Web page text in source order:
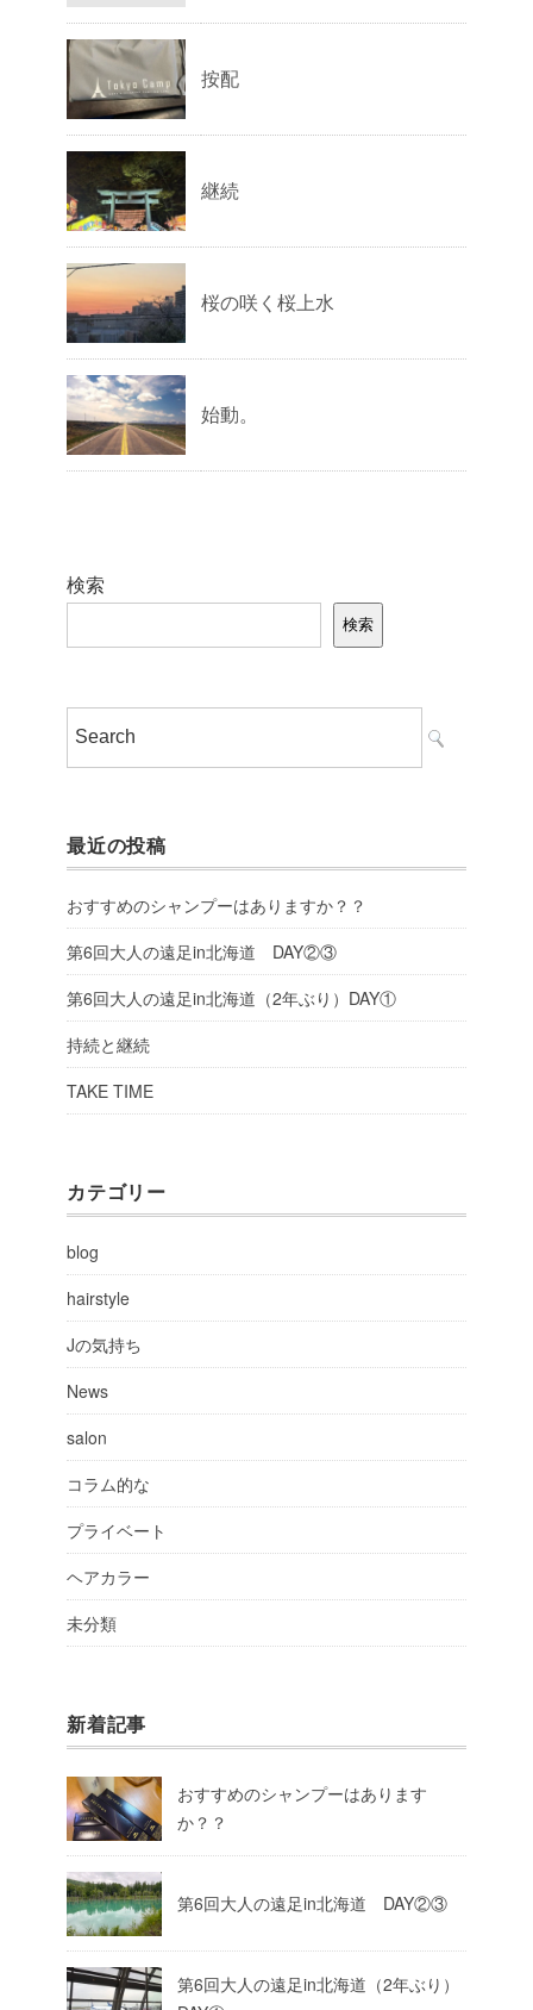
按配
継続
桜の咲く桜上水
始動。
検索
検索
最近の投稿
おすすめのシャンプーはありますか？？
第6回大人の遠足in北海道 DAY②③
第6回大人の遠足in北海道（2年ぶり）DAY①
持続と継続
TAKE TIME
カテゴリー
blog
hairstyle
Jの気持ち
News
salon
コラム的な
プライベート
ヘアカラー
未分類
新着記事
おすすめのシャンプーはあります
か？？
第6回大人の遠足in北海道 DAY②③
第6回大人の遠足in北海道（2年ぶり）